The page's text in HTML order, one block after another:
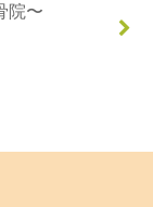
院〜